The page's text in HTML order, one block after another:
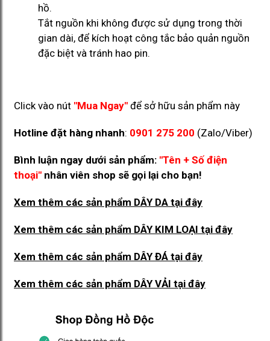
hồ.
Tắt nguồn khi không được sử dụng trong thời
gian dài, để kích hoạt công tắc bảo quản nguồn
đặc biệt và tránh hao pin.
Click vào nút "Mua Ngay" để sở hữu sản phẩm này
Hotline đặt hàng nhanh: 0901 275 200 (Zalo/Viber)
Bình luận ngay dưới sản phẩm: "Tên + Số điện
thoại" nhân viên shop sẽ gọi lại cho bạn!
Xem thêm các sản phẩm DÂY DA tại đây
Xem thêm các sản phẩm DÂY KIM LOẠI tại đây
Xem thêm các sản phẩm DÂY ĐÁ tại đây
Xem thêm các sản phẩm DÂY VẢI tại đây